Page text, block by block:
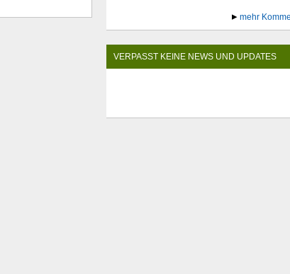
mehr
VERPASST KEINE NEWS UND UPDATES